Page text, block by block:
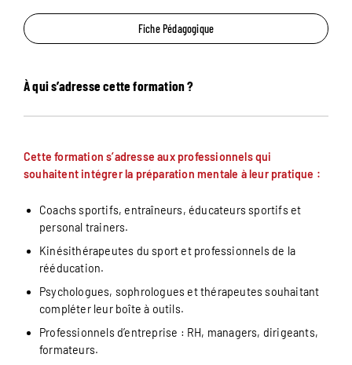
Fiche Pédagogique
À qui s’adresse cette formation ?
Cette formation s’adresse aux professionnels qui
souhaitent intégrer la préparation mentale à leur pratique :
Coachs sportifs, entraîneurs, éducateurs sportifs et
personal trainers.
Kinésithérapeutes du sport et professionnels de la
rééducation.
Psychologues, sophrologues et thérapeutes souhaitant
compléter leur boîte à outils.
Professionnels d’entreprise : RH, managers, dirigeants,
formateurs.